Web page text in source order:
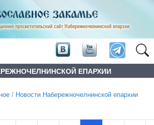
ЕПАРХИИ
/ Новости Набережночелнинской епархии